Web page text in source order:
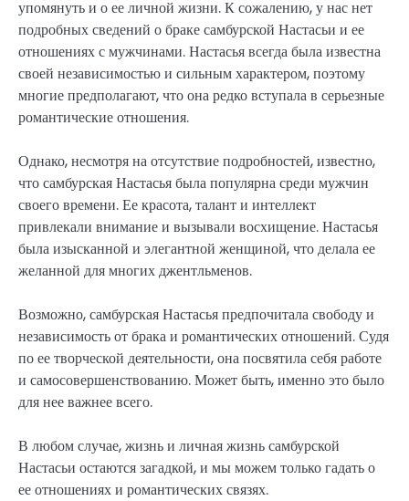
упомянуть и о ее личной жизни. К сожалению, у нас нет
подробных сведений о браке самбурской Настасьи и ее
отношениях с мужчинами. Настасья всегда была известна
своей независимостью и сильным характером, поэтому
многие предполагают, что она редко вступала в серьезные
романтические отношения.
Однако, несмотря на отсутствие подробностей, известно,
что самбурская Настасья была популярна среди мужчин
своего времени. Ее красота, талант и интеллект
привлекали внимание и вызывали восхищение. Настасья
была изысканной и элегантной женщиной, что делала ее
желанной для многих джентльменов.
Возможно, самбурская Настасья предпочитала свободу и
независимость от брака и романтических отношений. Судя
по ее творческой деятельности, она посвятила себя работе
и самосовершенствованию. Может быть, именно это было
для нее важнее всего.
В любом случае, жизнь и личная жизнь самбурской
Настасьи остаются загадкой, и мы можем только гадать о
ее отношениях и романтических связях.